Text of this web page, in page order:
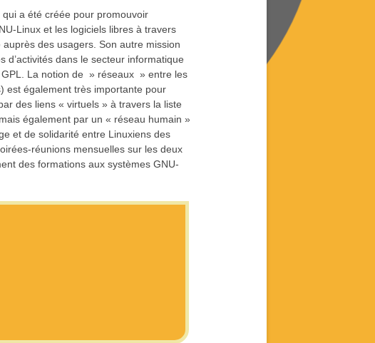
a été créée pour promouvoir
Linux et les logiciels libres à travers
auprès des usagers. Son autre mission
d’activités dans le secteur informatique
La notion de » réseaux » entre les
est également très importante pour
des liens « virtuels » à travers la liste
également par un « réseau humain »
et de solidarité entre Linuxiens des
réunions mensuelles sur les deux
des formations aux systèmes GNU-